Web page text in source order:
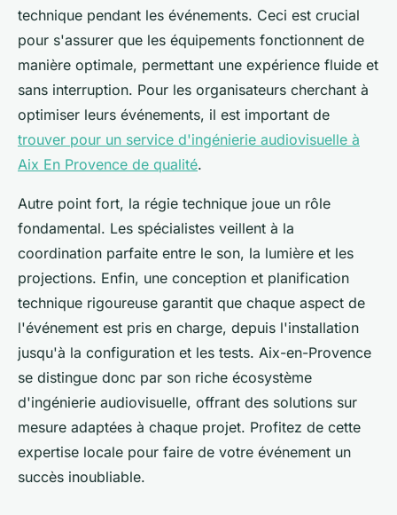
technique pendant les événements. Ceci est crucial
pour s'assurer que les équipements fonctionnent de
manière optimale, permettant une expérience fluide et
sans interruption. Pour les organisateurs cherchant à
optimiser leurs événements, il est important de
trouver pour un service d'ingénierie audiovisuelle à
Aix En Provence de qualité.
Autre point fort, la régie technique joue un rôle
fondamental. Les spécialistes veillent à la
coordination parfaite entre le son, la lumière et les
projections. Enfin, une conception et planification
technique rigoureuse garantit que chaque aspect de
l'événement est pris en charge, depuis l'installation
jusqu'à la configuration et les tests. Aix-en-Provence
se distingue donc par son riche écosystème
d'ingénierie audiovisuelle, offrant des solutions sur
mesure adaptées à chaque projet. Profitez de cette
expertise locale pour faire de votre événement un
succès inoubliable.